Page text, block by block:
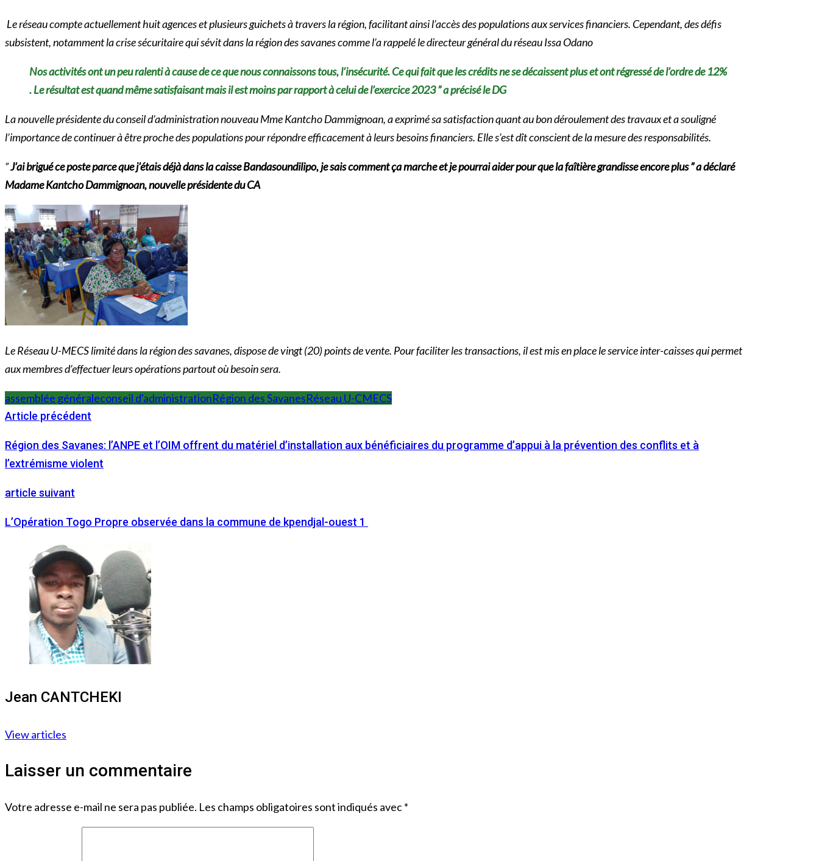
Le réseau compte actuellement huit agences et plusieurs guichets à travers la région, facilitant ainsi l’accès des populations aux services financiers. Cependant, des défis
subsistent, notamment la crise sécuritaire qui sévit dans la région des savanes comme l’a rappelé le directeur général du réseau Issa Odano
Nos activités ont un peu ralenti à cause de ce que nous connaissons tous, l’insécurité. Ce qui fait que les crédits ne se décaissent plus et ont régressé de l’ordre de 12%
. Le résultat est quand même satisfaisant mais il est moins par rapport à celui de l’exercice 2023 ” a précisé le DG
La nouvelle présidente du conseil d’administration nouveau Mme Kantcho Dammignoan, a exprimé sa satisfaction quant au bon déroulement des travaux et a souligné
l’importance de continuer à être proche des populations pour répondre efficacement à leurs besoins financiers. Elle s’est dît conscient de la mesure des responsabilités.
”J’ai brigué ce poste parce que j’étais déjà dans la caisse Bandasoundilipo, je sais comment ça marche et je pourrai aider pour que la faîtière grandisse encore plus ” a déclaré
Madame Kantcho Dammignoan, nouvelle présidente du CA
Le Réseau U-MECS limité dans la région des savanes, dispose de vingt (20) points de vente. Pour faciliter les transactions, il est mis en place le service inter-caisses qui permet
aux membres d’effectuer leurs opérations partout où besoin sera.
assemblée généraleconseil d'administrationRégion des SavanesRéseau U-CMECS
Article précédent
Région des Savanes: l’ANPE et l’OIM offrent du matériel d’installation aux bénéficiaires du programme d’appui à la prévention des conflits et à
l’extrémisme violent
article suivant
L’Opération Togo Propre observée dans la commune de kpendjal-ouest 1
Jean CANTCHEKI
View articles
Laisser un commentaire
Votre adresse e-mail ne sera pas publiée. Les champs obligatoires sont indiqués avec*